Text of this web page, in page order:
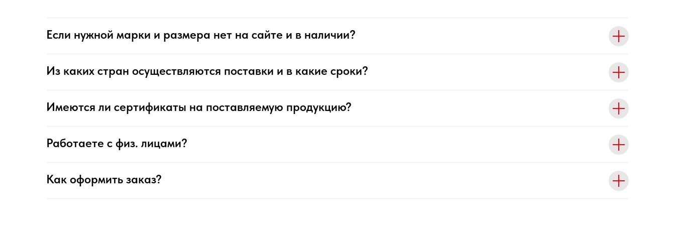
Если нужной марки и размера нет на сайте и в наличии?
Из каких стран осуществляются поставки и в какие сроки?
Имеются ли сертификаты на поставляемую продукцию?
Работаете с физ. лицами?
Как оформить заказ?